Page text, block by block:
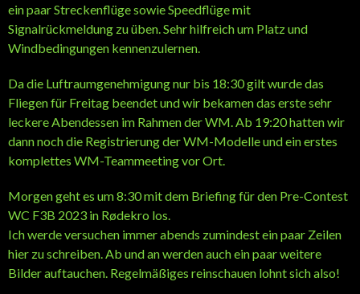
ein paar Streckenflüge sowie Speedflüge mit
Signalrückmeldung zu üben. Sehr hilfreich um Platz und
Windbedingungen kennenzulernen.
Da die Luftraumgenehmigung nur bis 18:30 gilt wurde das
Fliegen für Freitag beendet und wir bekamen das erste sehr
leckere Abendessen im Rahmen der WM. Ab 19:20 hatten wir
dann noch die Registrierung der WM-Modelle und ein erstes
komplettes WM-Teammeeting vor Ort.
Morgen geht es um 8:30 mit dem Briefing für den Pre-Contest
WC F3B 2023 in Rødekro los.
Ich werde versuchen immer abends zumindest ein paar Zeilen
hier zu schreiben. Ab und an werden auch ein paar weitere
Bilder auftauchen. Regelmäßiges reinschauen lohnt sich also!